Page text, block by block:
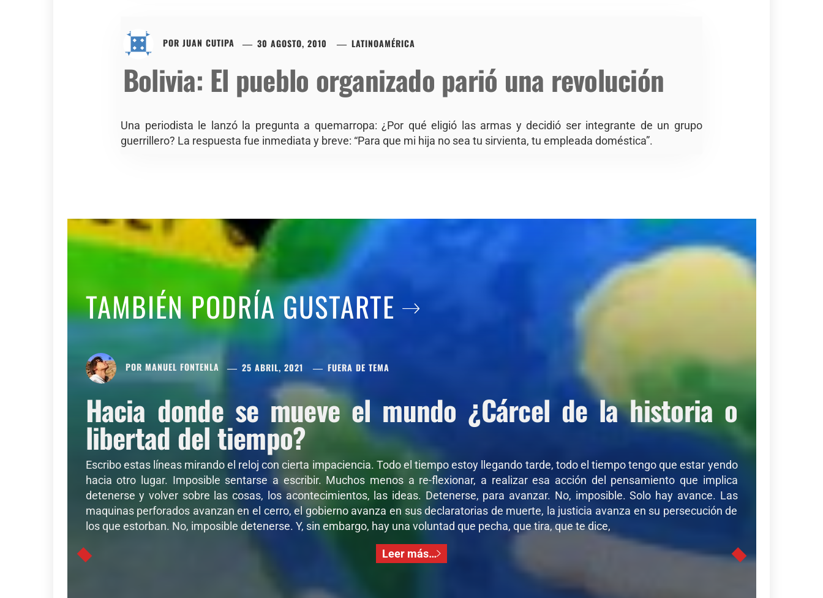
POR JUAN CUTIPA 30 AGOSTO, 2010 LATINOAMÉRICA
Bolivia: El pueblo organizado parió una revolución
Una periodista le lanzó la pregunta a quemarropa: ¿Por qué eligió las armas y decidió ser integrante de un grupo
guerrillero? La respuesta fue inmediata y breve: “Para que mi hija no sea tu sirvienta, tu empleada doméstica”.
TAMBIÉN PODRÍA GUSTARTE
PORMANUEL FONTENLA 25 ABRIL, 2021 FUERA DE TEMA
Hacia donde se mueve el mundo ¿Cárcel de la historia o
libertad del tiempo?
Escribo estas líneas mirando el reloj con cierta impaciencia. Todo el tiempo estoy llegando tarde, todo el tiempo tengo que estar yendo
hacia otro lugar. Imposible sentarse a escribir. Muchos menos a re-flexionar, a realizar esa acción del pensamiento que implica
detenerse y volver sobre las cosas, los acontecimientos, las ideas. Detenerse, para avanzar. No, imposible. Solo hay avance. Las
maquinas perforados avanzan en el cerro, el gobierno avanza en sus declaratorias de muerte, la justicia avanza en su persecución de
los que estorban. No, imposible detenerse. Y, sin embargo, hay una voluntad que pecha, que tira, que te dice,
Leer más…